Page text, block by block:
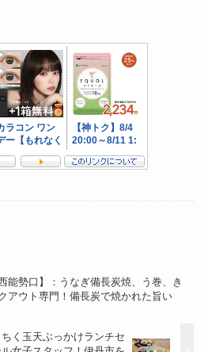
能勢口】：うなぎ備長炭焼、う巻、き
アウト専門！備長炭で焼かれた旨い
く玉天ぶっかけランチセ